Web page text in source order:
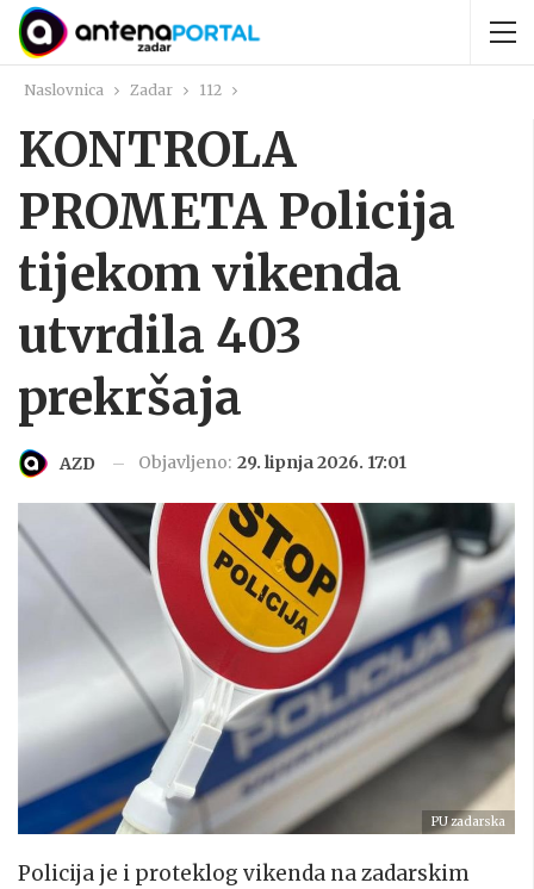
Naslovnica Zadar 112
KONTROLA
PROMETA Policija
tijekom vikenda
utvrdila 403
prekršaja
AZD Objavljeno: 29. lipnja 2026. 17:01
PU zadarska
Policija je i proteklog vikenda na zadarskim